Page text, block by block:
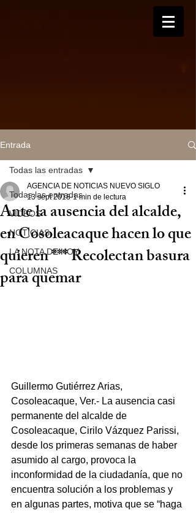
Entrada
Todas las entradas
VIDEOS
NOTICIAS
LA NOTA DE HOY
COLUMNAS
Todas las entradas
Ante la ausencia del alcalde,
en Cosoleacaque hacen lo que
quieren *** Recolectan basura
para quemar
AGENCIA DE NOTICIAS NUEVO SIGLO
13 sept 2018 1 min de lectura
Guillermo Gutiérrez Arias,
Cosoleacaque, Ver.- La ausencia casi
permanente del alcalde de
Cosoleacaque, Cirilo Vázquez Parissi,
desde los primeras semanas de haber
asumido al cargo, provoca la
inconformidad de la ciudadanía, que no
encuentra solución a los problemas y
en algunas partes, motiva que se “haga